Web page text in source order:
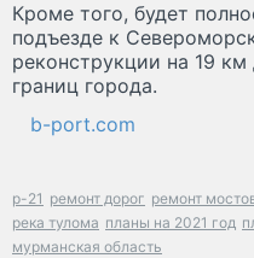
Кроме того, будет
подъезде к
реконструкции на 19
границ города.
b-port.com
р-21 ремонт дорог ремонт
река тулома планы на 2021 год
мурманская область